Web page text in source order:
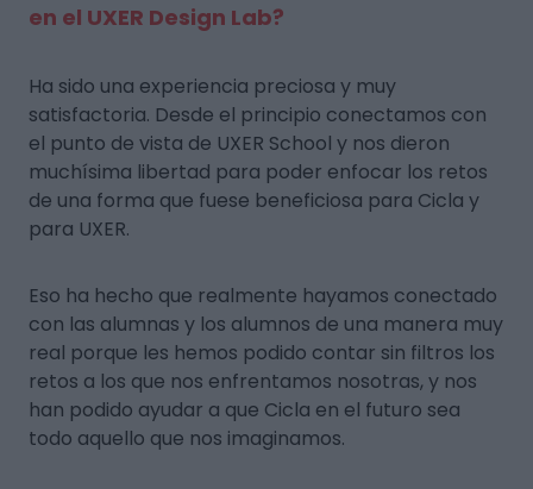
en el UXER Design Lab?
Ha sido una experiencia preciosa y muy
satisfactoria. Desde el principio conectamos con
el punto de vista de UXER School y nos dieron
muchísima libertad para poder enfocar los retos
de una forma que fuese beneficiosa para Cicla y
para UXER.
Eso ha hecho que realmente hayamos conectado
con las alumnas y los alumnos de una manera muy
real porque les hemos podido contar sin filtros los
retos a los que nos enfrentamos nosotras, y nos
han podido ayudar a que Cicla en el futuro sea
todo aquello que nos imaginamos.